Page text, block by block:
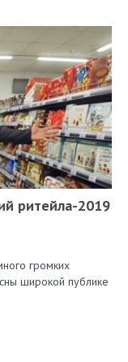
ритейла-2019
громких
широкой публике